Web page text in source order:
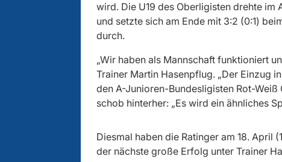
wird. Die U19 des Oberligisten drehte
und setzte sich am Ende mit 3:2 (0:1)
durch.
„Wir haben als Mannschaft funktioniert
Trainer Martin Hasenpflug. „Der Einzug
den A-Junioren-Bundesligisten Rot-Weiß
schob hinterher: „Es wird ein ähnliches
Diesmal haben die Ratinger am 18.
der nächste große Erfolg unter Trainer